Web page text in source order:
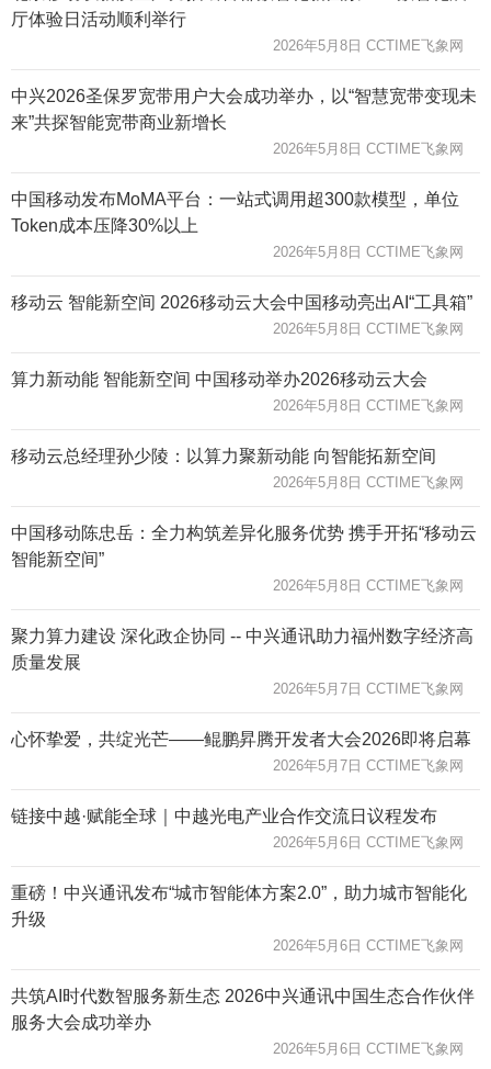
厅体验日活动顺利举行
2026年5月8日 CCTIME飞象网
中兴2026圣保罗宽带用户大会成功举办，以“智慧宽带变现未
来”共探智能宽带商业新增长
2026年5月8日 CCTIME飞象网
中国移动发布MoMA平台：一站式调用超300款模型，单位
Token成本压降30%以上
2026年5月8日 CCTIME飞象网
移动云 智能新空间 2026移动云大会中国移动亮出AI“工具箱”
2026年5月8日 CCTIME飞象网
算力新动能 智能新空间 中国移动举办2026移动云大会
2026年5月8日 CCTIME飞象网
移动云总经理孙少陵：以算力聚新动能 向智能拓新空间
2026年5月8日 CCTIME飞象网
中国移动陈忠岳：全力构筑差异化服务优势 携手开拓“移动云
智能新空间”
2026年5月8日 CCTIME飞象网
聚力算力建设 深化政企协同 -- 中兴通讯助力福州数字经济高
质量发展
2026年5月7日 CCTIME飞象网
心怀挚爱，共绽光芒——鲲鹏昇腾开发者大会2026即将启幕
2026年5月7日 CCTIME飞象网
链接中越·赋能全球｜中越光电产业合作交流日议程发布
2026年5月6日 CCTIME飞象网
重磅！中兴通讯发布“城市智能体方案2.0”，助力城市智能化
升级
2026年5月6日 CCTIME飞象网
共筑AI时代数智服务新生态 2026中兴通讯中国生态合作伙伴
服务大会成功举办
2026年5月6日 CCTIME飞象网